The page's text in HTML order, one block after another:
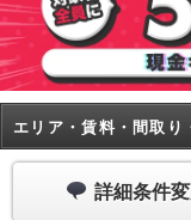
エリア・賃料・間取り
詳細条件